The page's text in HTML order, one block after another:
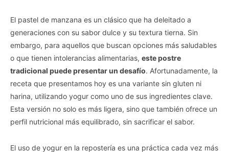
El pastel de manzana es un clásico que ha deleitado a
generaciones con su sabor dulce y su textura tierna. Sin
embargo, para aquellos que buscan opciones más saludables
o que tienen intolerancias alimentarias, este postre
tradicional puede presentar un desafío. Afortunadamente, la
receta que presentamos hoy es una variante sin gluten ni
harina, utilizando yogur como uno de sus ingredientes clave.
Esta versión no solo es más ligera, sino que también ofrece un
perfil nutricional más equilibrado, sin sacrificar el sabor.
El uso de yogur en la repostería es una práctica cada vez más